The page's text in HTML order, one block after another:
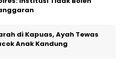
di Kapuas, Ayah Tewas
Anak Kandung